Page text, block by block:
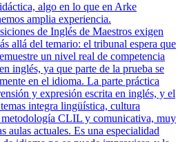
algo en lo que en Arke
amplia experiencia.
de Inglés de Maestros exigen
allá del temario: el tribunal espera que
un nivel real de competencia
inglés, ya que parte de la prueba se
en el idioma. La parte práctica
y expresión escrita en inglés, y el
integra lingüística, cultura
metodología CLIL y comunicativa, muy
aulas actuales. Es una especialidad